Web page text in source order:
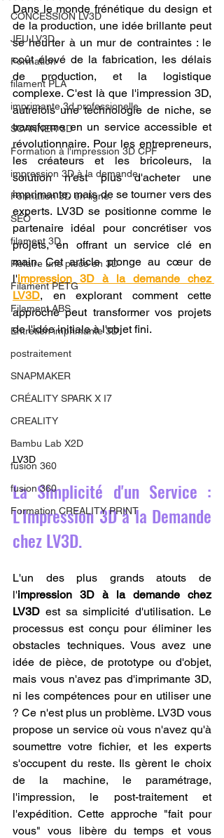
CONCESSION LV3D
JEU LV3D
Formation
filament PLA
imprimante 3d professionelle
SCANNER 3D
Formation à l'impression 3D CPF
impression 3D à la demande
Formation 3D en ligne.
SEO
filament 3D
Refaire une piece en 3D
Filament PETG
Filament ABS
Entretien imprimante 3D
postraitement
SNAPMAKER
CRÉALITY SPARK X I7
CREALITY
Bambu Lab X2D
fusion 360
fusion 360
Formation CREALITY PRINT
Dans le monde frénétique du design et
de la production, une idée brillante peut
se heurter à un mur de contraintes : le
coût élevé de la fabrication, les délais
de production, et la logistique
complexe. C'est là que l'impression 3D,
autrefois une technologie de niche, se
transforme en un service accessible et
révolutionnaire. Pour les entrepreneurs,
les créateurs et les bricoleurs, la
solution n'est plus d'acheter une
imprimante, mais de se tourner vers des
experts. LV3D se positionne comme le
partenaire idéal pour concrétiser vos
projets, en offrant un service clé en
main. Cet article plonge au cœur de
l'impression 3D à la demande chez
LV3D, en explorant comment cette
approche peut transformer vos projets
de l'idée initiale à l'objet fini.
LV3D
La Simplicité d'un Service :
L'Impression 3D à la Demande
chez LV3D.
L'un des plus grands atouts de
l'impression 3D à la demande chez
LV3D est sa simplicité d'utilisation. Le
processus est conçu pour éliminer les
obstacles techniques. Vous avez une
idée de pièce, de prototype ou d'objet,
mais vous n'avez pas d'imprimante 3D,
ni les compétences pour en utiliser une
? Ce n'est plus un problème. LV3D vous
propose un service où vous n'avez qu'à
soumettre votre fichier, et les experts
s'occupent du reste. Ils gèrent le choix
de la machine, le paramétrage,
l'impression, le post-traitement et
l'expédition. Cette approche "fait pour
vous" vous libère du temps et vous